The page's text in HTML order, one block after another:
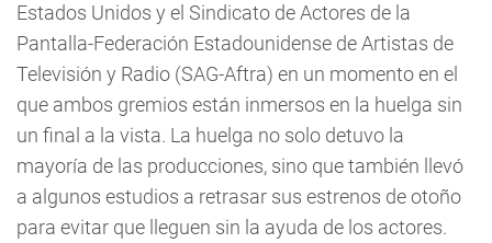
Estados Unidos y el Sindicato de Actores de la
Pantalla-Federación Estadounidense de Artistas de
Televisión y Radio (SAG-Aftra) en un momento en el
que ambos gremios están inmersos en la huelga sin
un final a la vista. La huelga no solo detuvo la
mayoría de las producciones, sino que también llevó
a algunos estudios a retrasar sus estrenos de otoño
para evitar que lleguen sin la ayuda de los actores.